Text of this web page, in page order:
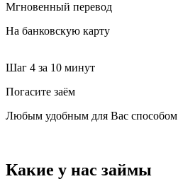
Мгновенный перевод
На банковскую карту
Шаг 4 за 10 минут
Погасите заём
Любым удобным для Вас способом
Какие у нас займы